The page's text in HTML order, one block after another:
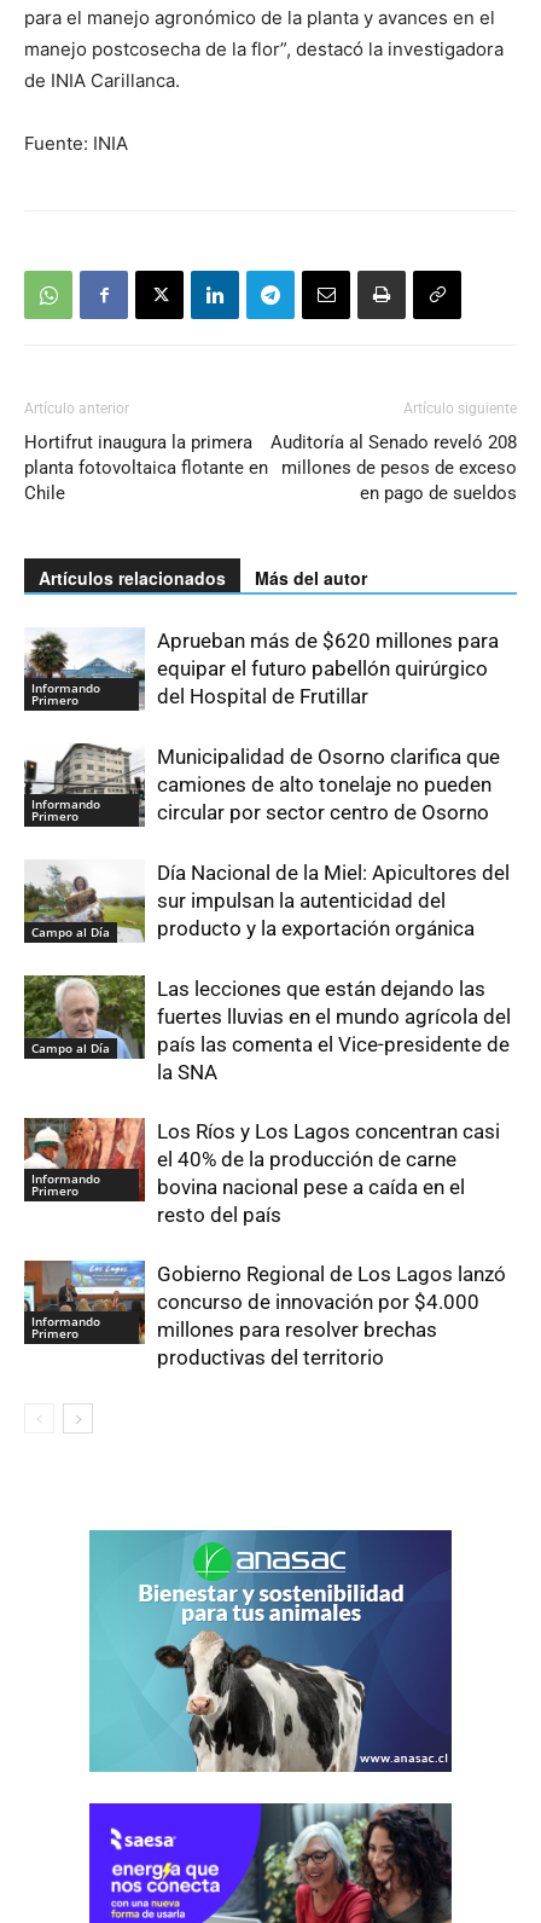
para el manejo agronómico de la planta y avances en el
manejo postcosecha de la flor”, destacó la investigadora
de INIA Carillanca.
Fuente: INIA
Artículo anterior
Hortifrut inaugura la primera
planta fotovoltaica flotante en
Chile
Artículo siguiente
Auditoría al Senado reveló 208
millones de pesos de exceso
en pago de sueldos
Artículos relacionados Más del autor
Informando
Primero
Aprueban más de $620 millones para
equipar el futuro pabellón quirúrgico
del Hospital de Frutillar
Informando
Primero
Municipalidad de Osorno clarifica que
camiones de alto tonelaje no pueden
circular por sector centro de Osorno
Campo al Día
Día Nacional de la Miel: Apicultores del
sur impulsan la autenticidad del
producto y la exportación orgánica
Campo al Día
Las lecciones que están dejando las
fuertes lluvias en el mundo agrícola del
país las comenta el Vice-presidente de
la SNA
Informando
Primero
Los Ríos y Los Lagos concentran casi
el 40% de la producción de carne
bovina nacional pese a caída en el
resto del país
Informando
Primero
Gobierno Regional de Los Lagos lanzó
concurso de innovación por $4.000
millones para resolver brechas
productivas del territorio